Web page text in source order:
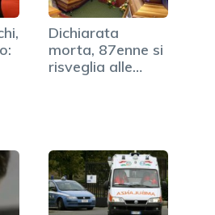
Dichiarata
morta, 87enne si
risveglia alle